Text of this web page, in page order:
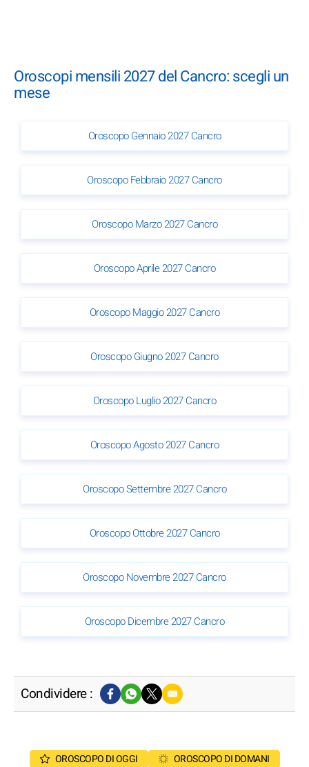
Oroscopi mensili 2027 del Cancro: scegli un
mese
Oroscopo Gennaio 2027 Cancro
Oroscopo Febbraio 2027 Cancro
Oroscopo Marzo 2027 Cancro
Oroscopo Aprile 2027 Cancro
Oroscopo Maggio 2027 Cancro
Oroscopo Giugno 2027 Cancro
Oroscopo Luglio 2027 Cancro
Oroscopo Agosto 2027 Cancro
Oroscopo Settembre 2027 Cancro
Oroscopo Ottobre 2027 Cancro
Oroscopo Novembre 2027 Cancro
Oroscopo Dicembre 2027 Cancro
Condividere :
OROSCOPO DI OGGI
OROSCOPO DI DOMANI